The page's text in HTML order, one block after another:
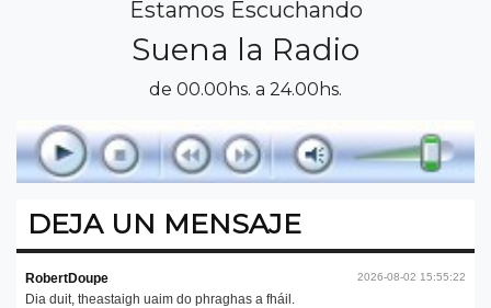
Estamos Escuchando
Suena la Radio
de 00.00hs. a 24.00hs.
DEJA UN MENSAJE